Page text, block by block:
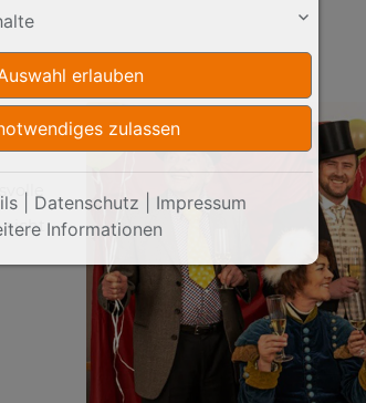
Datenschutz
Impressum
Informationen